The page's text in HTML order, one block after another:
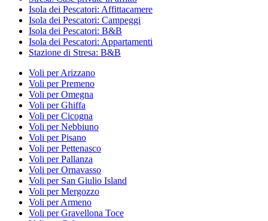
Isola dei Pescatori: Affittacamere
Isola dei Pescatori: Campeggi
Isola dei Pescatori: B&B
Isola dei Pescatori: Appartamenti
Stazione di Stresa: B&B
Voli per Arizzano
Voli per Premeno
Voli per Omegna
Voli per Ghiffa
Voli per Cicogna
Voli per Nebbiuno
Voli per Pisano
Voli per Pettenasco
Voli per Pallanza
Voli per Ornavasso
Voli per San Giulio Island
Voli per Mergozzo
Voli per Armeno
Voli per Gravellona Toce